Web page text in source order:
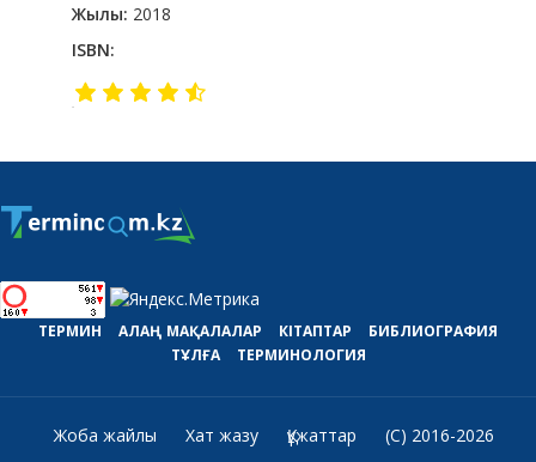
Жылы: 2018
ISBN:
ТЕРМИН АЛАҢ МАҚАЛАЛАР КІТАПТАР
БИБЛИОГРАФИЯ
ТҰЛҒА
ТЕРМИНОЛОГИЯ
Жоба жайлы Хат жазу Құжаттар
(C) 2016-2026